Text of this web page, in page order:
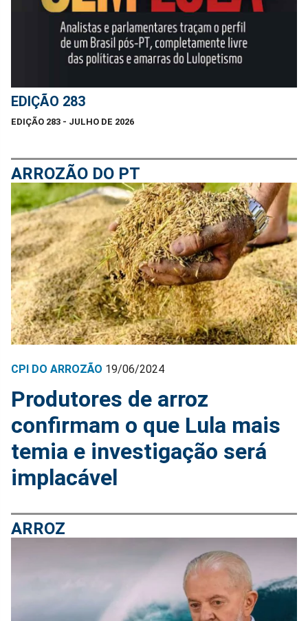
EDIÇÃO 283
EDIÇÃO 283 - JULHO DE 2026
ARROZÃO DO PT
CPI DO ARROZÃO 19/06/2024
Produtores de arroz
confirmam o que Lula mais
temia e investigação será
implacável
ARROZ